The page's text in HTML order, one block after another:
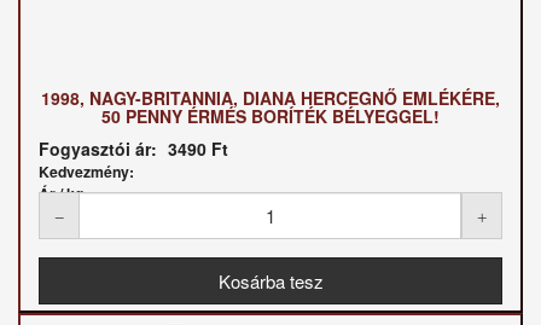
1998, NAGY-BRITANNIA, DIANA HERCEGNŐ EMLÉKÉRE,
50 PENNY ÉRMÉS BORÍTÉK BÉLYEGGEL!
Fogyasztói ár: 3490 Ft
Kedvezmény:
Ár / kg: